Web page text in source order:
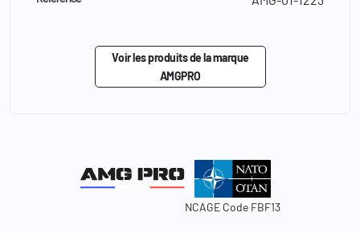
Voir les produits de la marque
AMGPRO
NCAGE Code FBF13